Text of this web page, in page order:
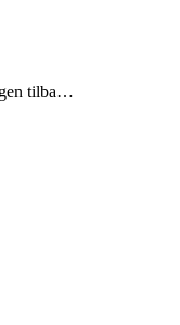
tilba…